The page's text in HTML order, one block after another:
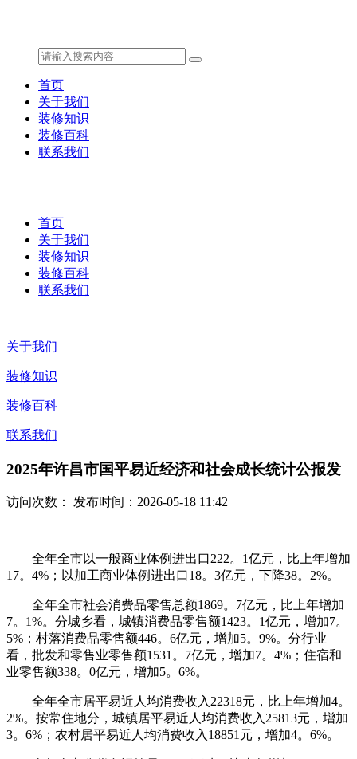
首页
关于我们
装修知识
装修百科
联系我们
首页
关于我们
装修知识
装修百科
联系我们
关于我们
装修知识
装修百科
联系我们
2025年许昌市国平易近经济和社会成长统计公报发
访问次数： 发布时间：2026-05-18 11:42
全年全市以一般商业体例进出口222。1亿元，比上年增加
17。4%；以加工商业体例进出口18。3亿元，下降38。2%。
全年全市社会消费品零售总额1869。7亿元，比上年增加
7。1%。分城乡看，城镇消费品零售额1423。1亿元，增加7。
5%；村落消费品零售额446。6亿元，增加5。9%。分行业
看，批发和零售业零售额1531。7亿元，增加7。4%；住宿和
业零售额338。0亿元，增加5。6%。
全年全市居平易近人均消费收入22318元，比上年增加4。
2%。按常住地分，城镇居平易近人均消费收入25813元，增加
3。6%；农村居平易近人均消费收入18851元，增加4。6%。